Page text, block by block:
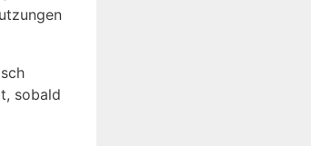
sobald